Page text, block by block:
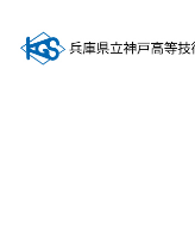
神戸高